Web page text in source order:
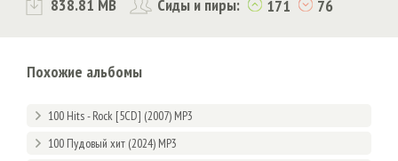
838.81 MB Сиды и пиры: 171 76
Похожие альбомы
100 Hits - Rock [5CD] (2007) MP3
100 Пудовый хит (2024) MP3